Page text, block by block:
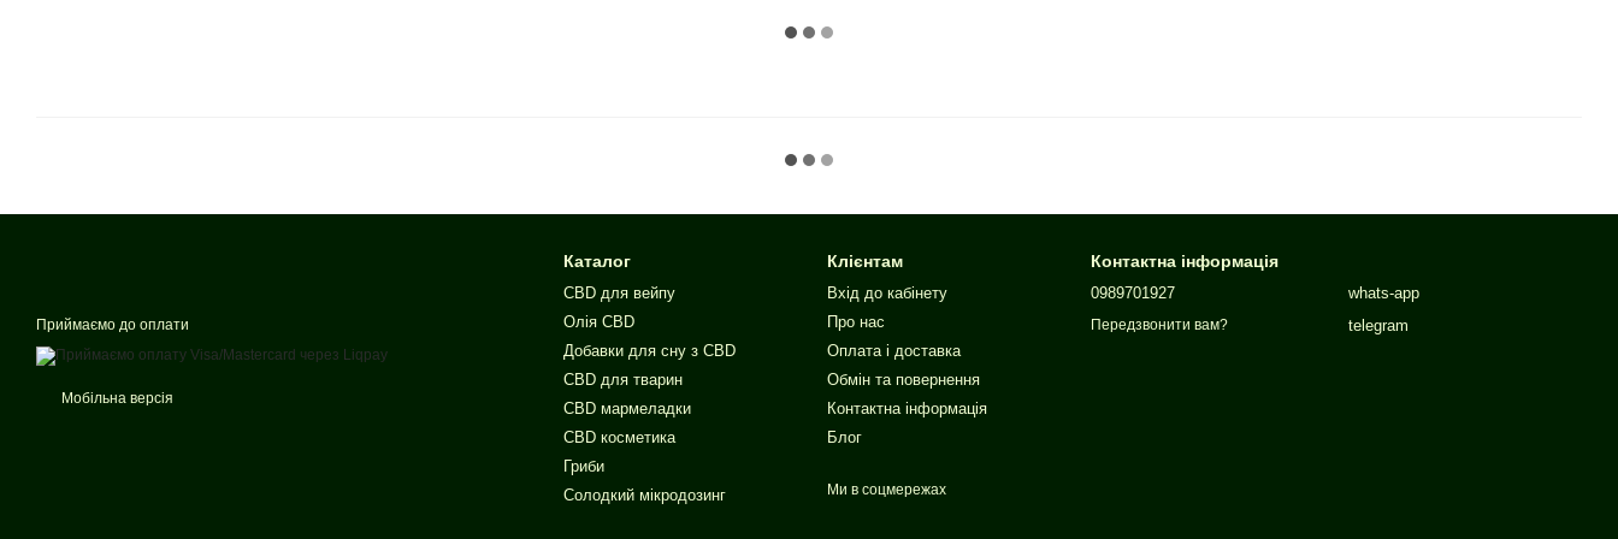
Приймаємо до оплати
Мобільна версія
Каталог
CBD для вейпу
Олія CBD
Добавки для сну з CBD
CBD для тварин
CBD мармеладки
CBD косметика
Гриби
Солодкий мікродозинг
Клієнтам
Вхід до кабінету
Про нас
Оплата і доставка
Обмін та повернення
Контактна інформація
Блог
Ми в соцмережах
Контактна інформація
0989701927
Передзвонити вам?
whats-app
telegram